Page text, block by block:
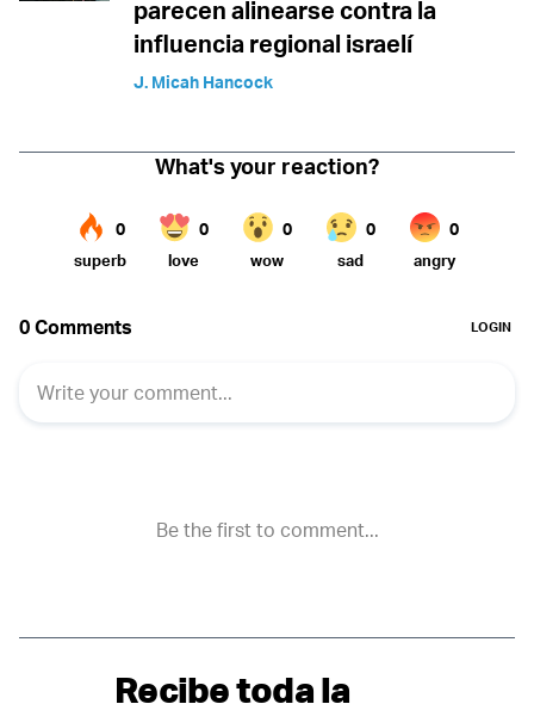
parecen alinearse contra la
influencia regional israelí
J. Micah Hancock
Recibe toda la